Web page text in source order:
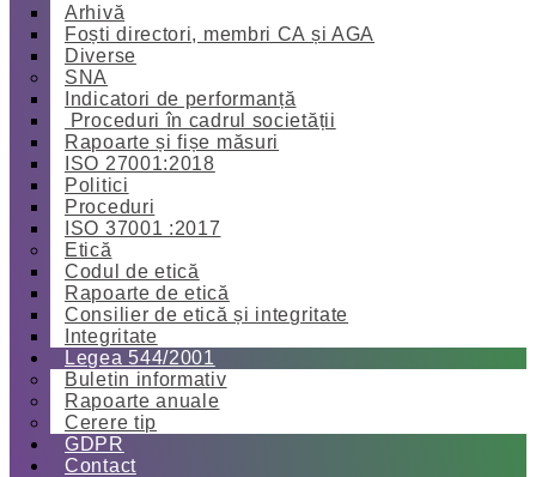
Arhivă
Foști directori, membri CA și AGA
Diverse
SNA
Indicatori de performanță
Proceduri în cadrul societății
Rapoarte și fișe măsuri
ISO 27001:2018
Politici
Proceduri
ISO 37001 :2017
Etică
Codul de etică
Rapoarte de etică
Consilier de etică și integritate
Integritate
Legea 544/2001
Buletin informativ
Rapoarte anuale
Cerere tip
GDPR
Contact